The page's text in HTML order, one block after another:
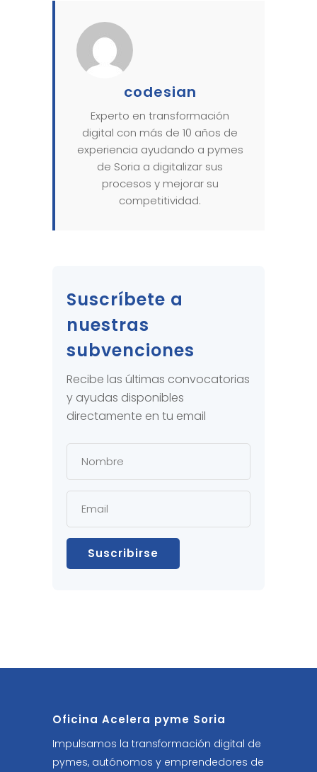
codesian
Experto en transformación
digital con más de 10 años de
experiencia ayudando a pymes
de Soria a digitalizar sus
procesos y mejorar su
competitividad.
Suscríbete a
nuestras
subvenciones
Recibe las últimas convocatorias
y ayudas disponibles
directamente en tu email
Oficina Acelera pyme Soria
Impulsamos la transformación digital de
pymes, autónomos y emprendedores de